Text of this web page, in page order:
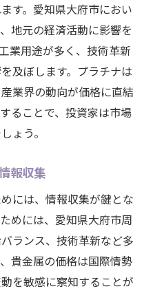
す。愛知県大府市におい
地元の経済活動に影響を
業用途が多く、技術革新
及ぼします。プラチナは
業界の動向が価格に直結
ることで、投資家は市場
ょう。
報収集
には、情報収集が鍵とな
めには、愛知県大府市周
ランス、技術革新など多
貴金属の価格は国際情勢
を敏感に察知することが